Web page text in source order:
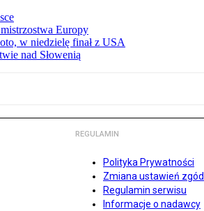
Europy
w niedzielę finał z USA
nad Słowenią
REGULAMIN
Polityka Prywatności
Zmiana ustawień zgód
Regulamin serwisu
Informacje o nadawcy